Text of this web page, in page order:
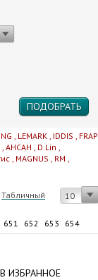
, LEMARK , IDDIS , FRAP
, AHCAH , D.Lin ,
, MAGNUS , RM ,
Табличный 10
651 652 653
654
В ИЗБРАННОЕ